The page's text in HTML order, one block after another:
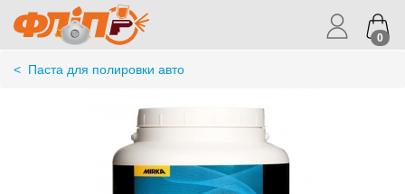
0
< Паста для полировки авто